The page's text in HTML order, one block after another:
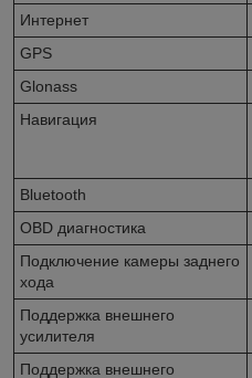
Интернет
GPS
Glonass
Навигация
Bluetooth
OBD диагностика
Подключение камеры заднего
хода
Поддержка внешнего
усилителя
Поддержка внешнего